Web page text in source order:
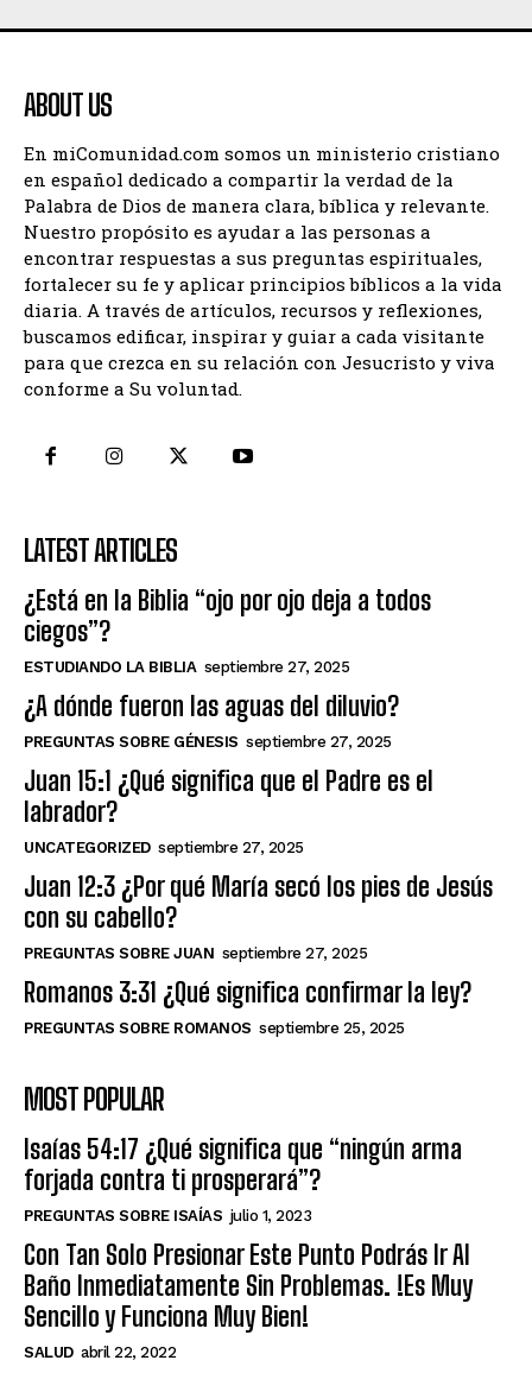
ABOUT US
En miComunidad.com somos un ministerio cristiano
en español dedicado a compartir la verdad de la
Palabra de Dios de manera clara, bíblica y relevante.
Nuestro propósito es ayudar a las personas a
encontrar respuestas a sus preguntas espirituales,
fortalecer su fe y aplicar principios bíblicos a la vida
diaria. A través de artículos, recursos y reflexiones,
buscamos edificar, inspirar y guiar a cada visitante
para que crezca en su relación con Jesucristo y viva
conforme a Su voluntad.
LATEST ARTICLES
¿Está en la Biblia “ojo por ojo deja a todos
ciegos”?
ESTUDIANDO LA BIBLIA septiembre 27, 2025
¿A dónde fueron las aguas del diluvio?
PREGUNTAS SOBRE GÉNESIS septiembre 27, 2025
Juan 15:1 ¿Qué significa que el Padre es el
labrador?
UNCATEGORIZED septiembre 27, 2025
Juan 12:3 ¿Por qué María secó los pies de Jesús
con su cabello?
PREGUNTAS SOBRE JUAN septiembre 27, 2025
Romanos 3:31 ¿Qué significa confirmar la ley?
PREGUNTAS SOBRE ROMANOS septiembre 25, 2025
MOST POPULAR
Isaías 54:17 ¿Qué significa que “ningún arma
forjada contra ti prosperará”?
PREGUNTAS SOBRE ISAÍAS julio 1, 2023
Con Tan Solo Presionar Este Punto Podrás Ir Al
Baño Inmediatamente Sin Problemas. !Es Muy
Sencillo y Funciona Muy Bien!
SALUD abril 22, 2022